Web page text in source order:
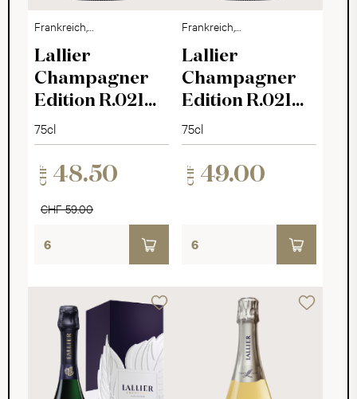
Frankreich,
Champagne
Lallier
Champagner
Edition R.021
Rosé Brut
75cl
CHF 48.50
CHF 59.00
Frankreich,
Champagne
Lallier
Champagner
Edition R.021
Brut
75cl
CHF 49.00